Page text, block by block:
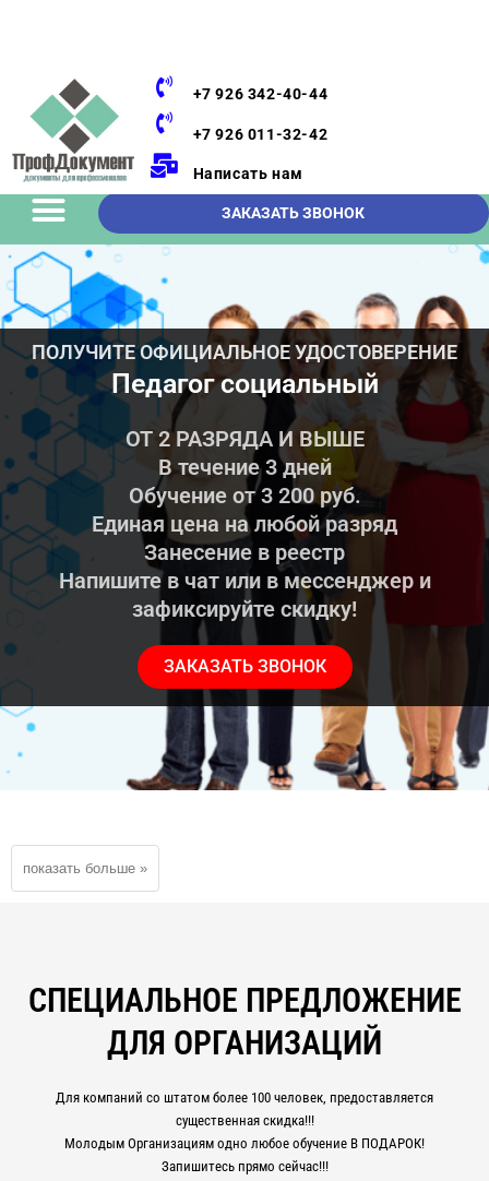
+7 926 342-40-44
+7 926 011-32-42
Написать нам
ЗАКАЗАТЬ ЗВОНОК
ПОЛУЧИТЕ ОФИЦИАЛЬНОЕ УДОСТОВЕРЕНИЕ
Педагог социальный
ОТ 2 РАЗРЯДА И ВЫШЕ
В течение 3 дней
Обучение от 3 200 руб.
Единая цена на любой разряд
Занесение в реестр
Напишите в чат или в мессенджер и
зафиксируйте скидку!
ЗАКАЗАТЬ ЗВОНОК
СПЕЦИАЛЬНОЕ ПРЕДЛОЖЕНИЕ
ДЛЯ ОРГАНИЗАЦИЙ
Для компаний со штатом более 100 человек, предоставляется
существенная скидка!!!
Молодым Организациям одно любое обучение В ПОДАРОК!
Запишитесь прямо сейчас!!!